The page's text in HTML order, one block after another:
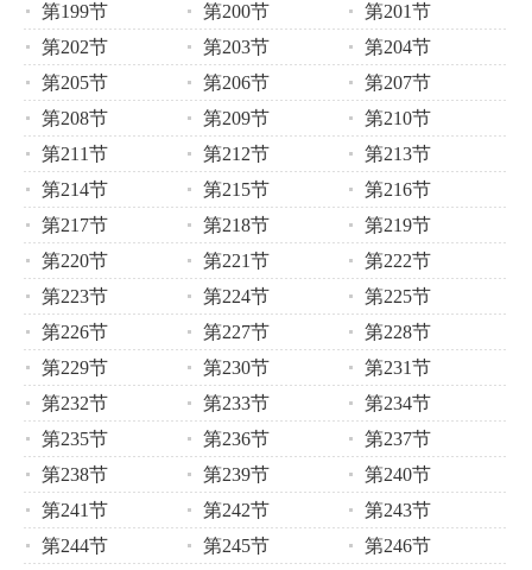
第199节
第200节
第201节
第202节
第203节
第204节
第205节
第206节
第207节
第208节
第209节
第210节
第211节
第212节
第213节
第214节
第215节
第216节
第217节
第218节
第219节
第220节
第221节
第222节
第223节
第224节
第225节
第226节
第227节
第228节
第229节
第230节
第231节
第232节
第233节
第234节
第235节
第236节
第237节
第238节
第239节
第240节
第241节
第242节
第243节
第244节
第245节
第246节